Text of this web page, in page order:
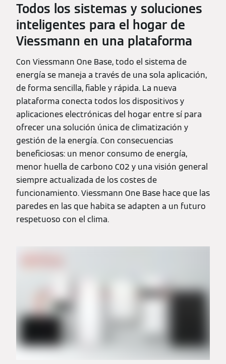
Todos los sistemas y soluciones
inteligentes para el hogar de
Viessmann en una plataforma
Con Viessmann One Base, todo el sistema de
energía se maneja a través de una sola aplicación,
de forma sencilla, fiable y rápida. La nueva
plataforma conecta todos los dispositivos y
aplicaciones electrónicas del hogar entre sí para
ofrecer una solución única de climatización y
gestión de la energía. Con consecuencias
beneficiosas: un menor consumo de energía,
menor huella de carbono C02 y una visión general
siempre actualizada de los costes de
funcionamiento. Viessmann One Base hace que las
paredes en las que habita se adapten a un futuro
respetuoso con el clima.